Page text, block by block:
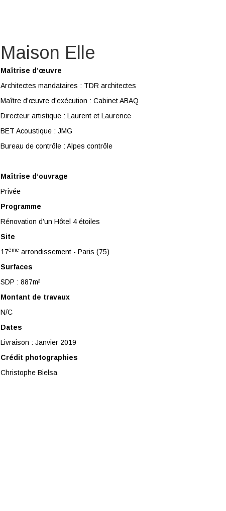
Maison Elle
Maîtrise d’œuvre
Architectes mandataires : TDR architectes
Maître d’œuvre d’exécution : Cabinet ABAQ
Directeur artistique : Laurent et Laurence
BET Acoustique : JMG
Bureau de contrôle : Alpes contrôle
Maîtrise d’ouvrage
Privée
Programme
Rénovation d’un Hôtel 4 étoiles
Site
17ème arrondissement - Paris (75)
Surfaces
SDP : 887m²
Montant de travaux
N/C
Dates
Livraison : Janvier 2019
Crédit photographies
Christophe Bielsa